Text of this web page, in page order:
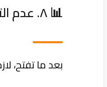
📊 ٨. عدم التقييم والمتابعة
بعد ما تفتح،